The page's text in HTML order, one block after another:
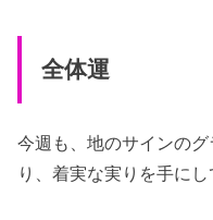
全体運
今週も、地のサインの
り、着実な実りを手に